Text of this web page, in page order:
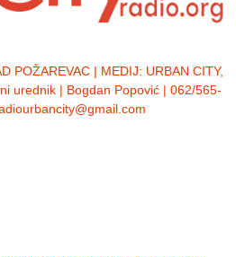
POŽAREVAC | MEDIJ: URBAN CITY,
urednik | Bogdan Popović | 062/565-